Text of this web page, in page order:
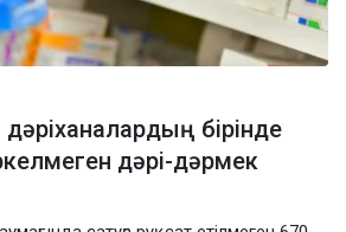
бірінде
дәрі-дәрмек